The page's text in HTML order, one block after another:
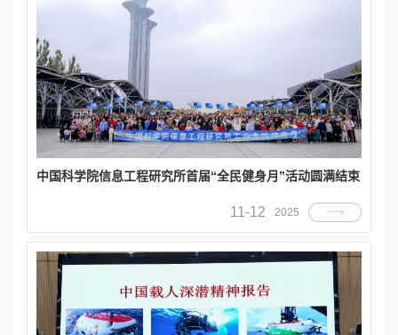
中国科学院信息工程研究所首届“全民健身月”活动圆满结束
11-12 2025